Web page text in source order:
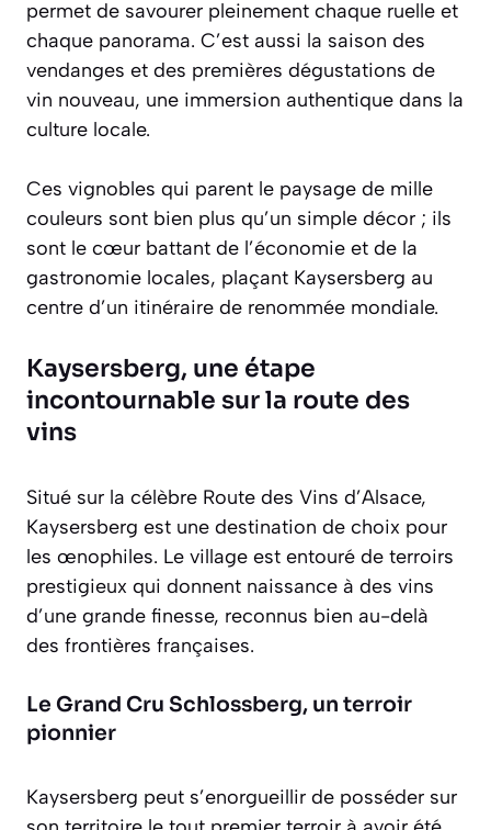
permet de savourer pleinement chaque ruelle et
chaque panorama. C’est aussi la saison des
vendanges et des premières dégustations de
vin nouveau, une immersion authentique dans la
culture locale.
Ces vignobles qui parent le paysage de mille
couleurs sont bien plus qu’un simple décor ; ils
sont le cœur battant de l’économie et de la
gastronomie locales, plaçant Kaysersberg au
centre d’un itinéraire de renommée mondiale.
Kaysersberg, une étape
incontournable sur la route des
vins
Situé sur la célèbre Route des Vins d’Alsace,
Kaysersberg est une destination de choix pour
les œnophiles. Le village est entouré de terroirs
prestigieux qui donnent naissance à des vins
d’une grande finesse, reconnus bien au-delà
des frontières françaises.
Le Grand Cru Schlossberg, un terroir
pionnier
Kaysersberg peut s’enorgueillir de posséder sur